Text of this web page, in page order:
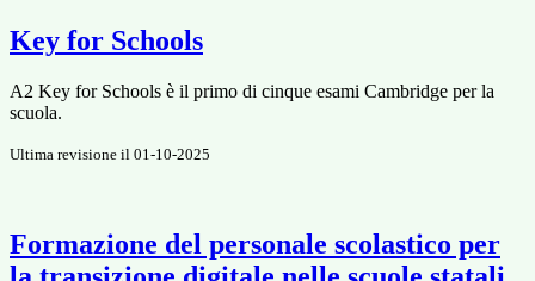
Key for Schools
A2 Key for Schools è il primo di cinque esami Cambridge per la
scuola.
Ultima revisione il 01-10-2025
Formazione del personale scolastico per